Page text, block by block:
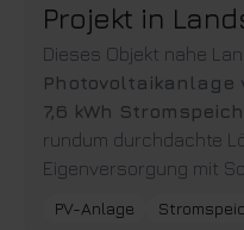
Projekt in
Dieses Objekt nahe
Photovoltaikanlage
7,6 kWh
rundum durchdachte
Eigenversorgung mit
PV-Anlage